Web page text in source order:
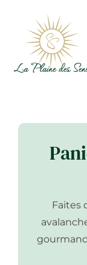
contenu
Nos valeurs
À propos
Faites